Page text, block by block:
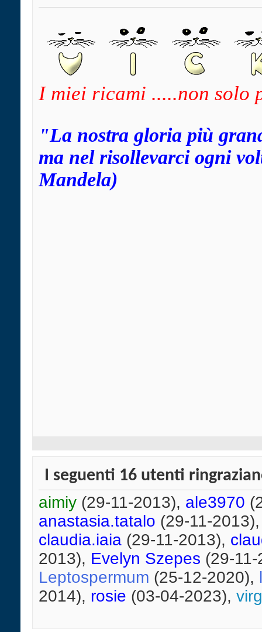
I miei ricami .....non solo
"La nostra gloria più
ma nel risollevarci ogni
Mandela)
I seguenti 16 utenti
aimiy (29-11-2013), ale3970
anastasia.tatalo (29-11-
claudia.iaia (29-11-2013),
2013), Evelyn Szepes (29-
Leptospermum (25-12-2020),
2014), rosie (03-04-2023),